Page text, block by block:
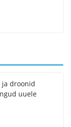
ja droonid
uuele